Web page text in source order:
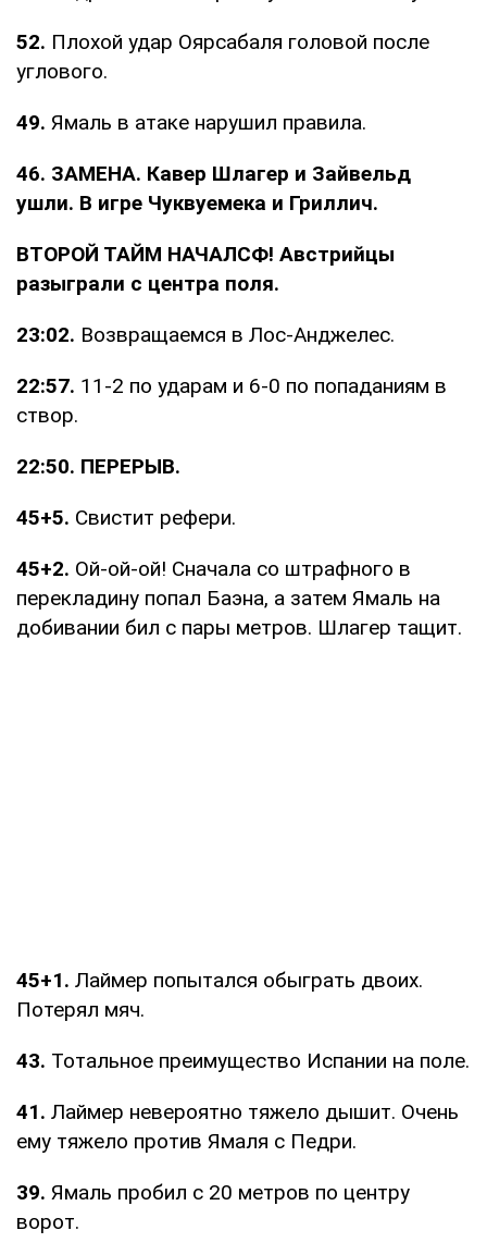
52. Плохой удар Оярсабаля головой после
углового.
49. Ямаль в атаке нарушил правила.
46. ЗАМЕНА. Кавер Шлагер и Зайвельд
ушли. В игре Чуквуемека и Гриллич.
ВТОРОЙ ТАЙМ НАЧАЛСФ! Австрийцы
разыграли с центра поля.
23:02. Возвращаемся в Лос-Анджелес.
22:57. 11-2 по ударам и 6-0 по попаданиям в
створ.
22:50. ПЕРЕРЫВ.
45+5. Свистит рефери.
45+2. Ой-ой-ой! Сначала со штрафного в
перекладину попал Баэна, а затем Ямаль на
добивании бил с пары метров. Шлагер тащит.
45+1. Лаймер попытался обыграть двоих.
Потерял мяч.
43. Тотальное преимущество Испании на поле.
41. Лаймер невероятно тяжело дышит. Очень
ему тяжело против Ямаля с Педри.
39. Ямаль пробил с 20 метров по центру
ворот.